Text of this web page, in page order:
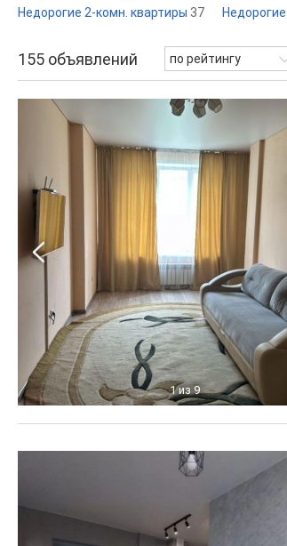
Недорогие 2-комн. квартиры 37
155 объявлений по рейтингу
1 из 9